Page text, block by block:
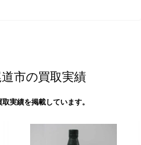
市の買取実績
実績を掲載しています。